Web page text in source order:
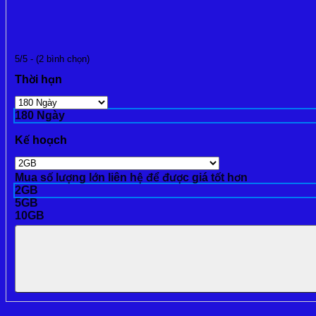
5/5 - (2 bình chọn)
Thời hạn
180 Ngày
Kế hoạch
Mua số lượng lớn liên hệ để được giá tốt hơn
2GB
5GB
10GB